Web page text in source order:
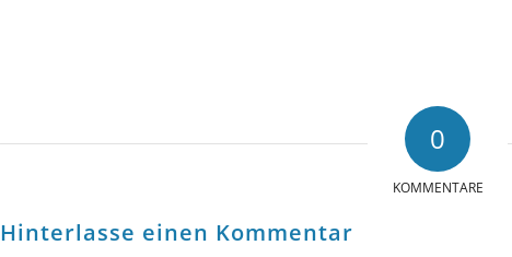
0
KOMMENTARE
Hinterlasse einen Kommentar